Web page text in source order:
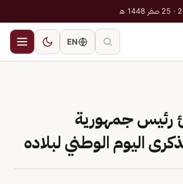
EN
رئيس جمهورية
اليوم الوطني لبلاده